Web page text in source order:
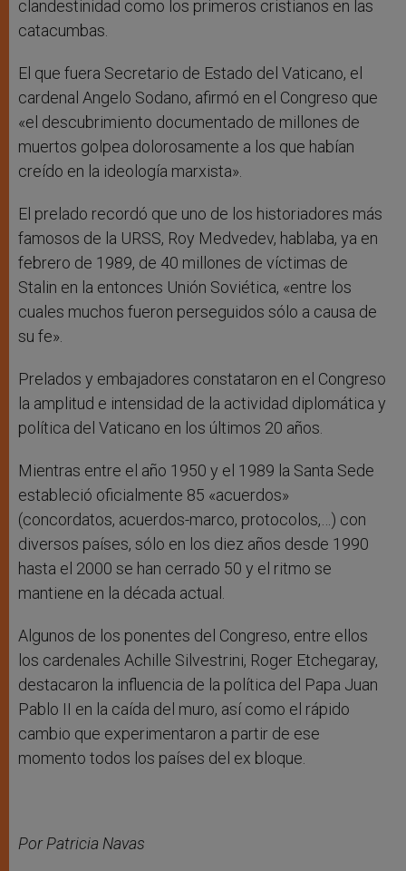
clandestinidad como los primeros cristianos en las
catacumbas.
El que fuera Secretario de Estado del Vaticano, el
cardenal Angelo Sodano, afirmó en el Congreso que
«el descubrimiento documentado de millones de
muertos golpea dolorosamente a los que habían
creído en la ideología marxista».
El prelado recordó que uno de los historiadores más
famosos de la URSS, Roy Medvedev, hablaba, ya en
febrero de 1989, de 40 millones de víctimas de
Stalin en la entonces Unión Soviética, «entre los
cuales muchos fueron perseguidos sólo a causa de
su fe».
Prelados y embajadores constataron en el Congreso
la amplitud e intensidad de la actividad diplomática y
política del Vaticano en los últimos 20 años.
Mientras entre el año 1950 y el 1989 la Santa Sede
estableció oficialmente 85 «acuerdos»
(concordatos, acuerdos-marco, protocolos,…) con
diversos países, sólo en los diez años desde 1990
hasta el 2000 se han cerrado 50 y el ritmo se
mantiene en la década actual.
Algunos de los ponentes del Congreso, entre ellos
los cardenales Achille Silvestrini, Roger Etchegaray,
destacaron la influencia de la política del Papa Juan
Pablo II en la caída del muro, así como el rápido
cambio que experimentaron a partir de ese
momento todos los países del ex bloque.
Por Patricia Navas